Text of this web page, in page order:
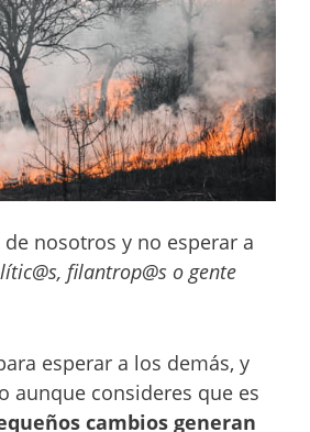
nosotros y no esperar a
filantrop@s o gente
esperar a los demás, y
aunque consideres que es
cambios generan